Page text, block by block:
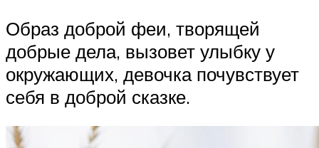
Образ доброй феи, творящей
добрые дела, вызовет улыбку у
окружающих, девочка почувствует
себя в доброй сказке.